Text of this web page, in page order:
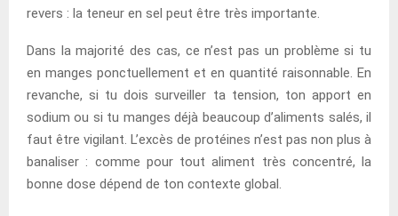
revers : la teneur en sel peut être très importante.
Dans la majorité des cas, ce n’est pas un problème si tu
en manges ponctuellement et en quantité raisonnable. En
revanche, si tu dois surveiller ta tension, ton apport en
sodium ou si tu manges déjà beaucoup d’aliments salés, il
faut être vigilant. L’excès de protéines n’est pas non plus à
banaliser : comme pour tout aliment très concentré, la
bonne dose dépend de ton contexte global.